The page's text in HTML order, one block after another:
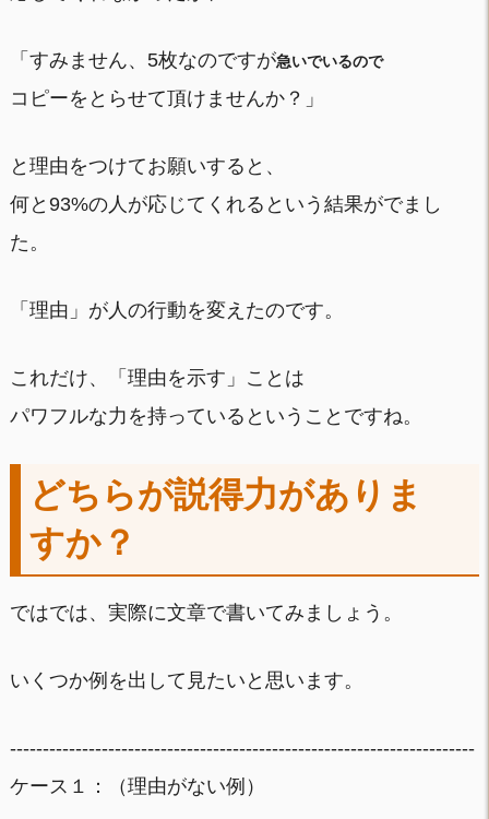
「すみません、5枚なのですが急いでいるので
コピーをとらせて頂けませんか？」
と理由をつけてお願いすると、
何と93%の人が応じてくれるという結果がでまし
た。
「理由」が人の行動を変えたのです。
これだけ、「理由を示す」ことは
パワフルな力を持っているということですね。
どちらが説得力がありま
すか？
ではでは、実際に文章で書いてみましょう。
いくつか例を出して見たいと思います。
-----------------------------------------------------------------------
ケース１：（理由がない例）